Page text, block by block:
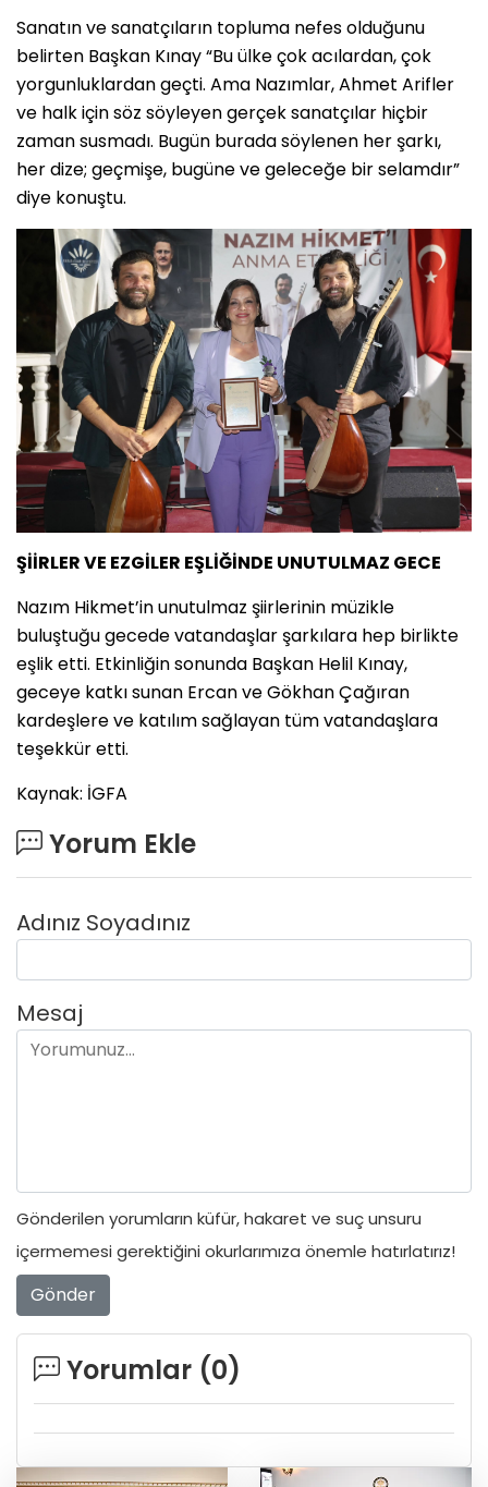
Sanatın ve sanatçıların topluma nefes olduğunu
belirten Başkan Kınay “Bu ülke çok acılardan, çok
yorgunluklardan geçti. Ama Nazımlar, Ahmet Arifler
ve halk için söz söyleyen gerçek sanatçılar hiçbir
zaman susmadı. Bugün burada söylenen her şarkı,
her dize; geçmişe, bugüne ve geleceğe bir selamdır”
diye konuştu.
ŞİİRLER VE EZGİLER EŞLİĞİNDE UNUTULMAZ GECE
Nazım Hikmet’in unutulmaz şiirlerinin müzikle
buluştuğu gecede vatandaşlar şarkılara hep birlikte
eşlik etti. Etkinliğin sonunda Başkan Helil Kınay,
geceye katkı sunan Ercan ve Gökhan Çağıran
kardeşlere ve katılım sağlayan tüm vatandaşlara
teşekkür etti.
Kaynak: İGFA
Yorum Ekle
Adınız Soyadınız
Mesaj
Gönderilen yorumların küfür, hakaret ve suç unsuru
içermemesi gerektiğini okurlarımıza önemle hatırlatırız!
Gönder
Yorumlar (0)